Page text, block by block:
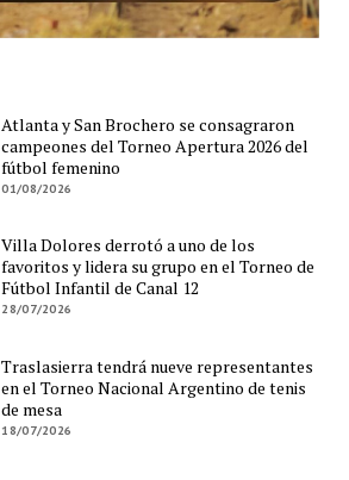
Atlanta y San Brochero se consagraron
campeones del Torneo Apertura 2026 del
fútbol femenino
01/08/2026
Villa Dolores derrotó a uno de los
favoritos y lidera su grupo en el Torneo de
Fútbol Infantil de Canal 12
28/07/2026
Traslasierra tendrá nueve representantes
en el Torneo Nacional Argentino de tenis
de mesa
18/07/2026